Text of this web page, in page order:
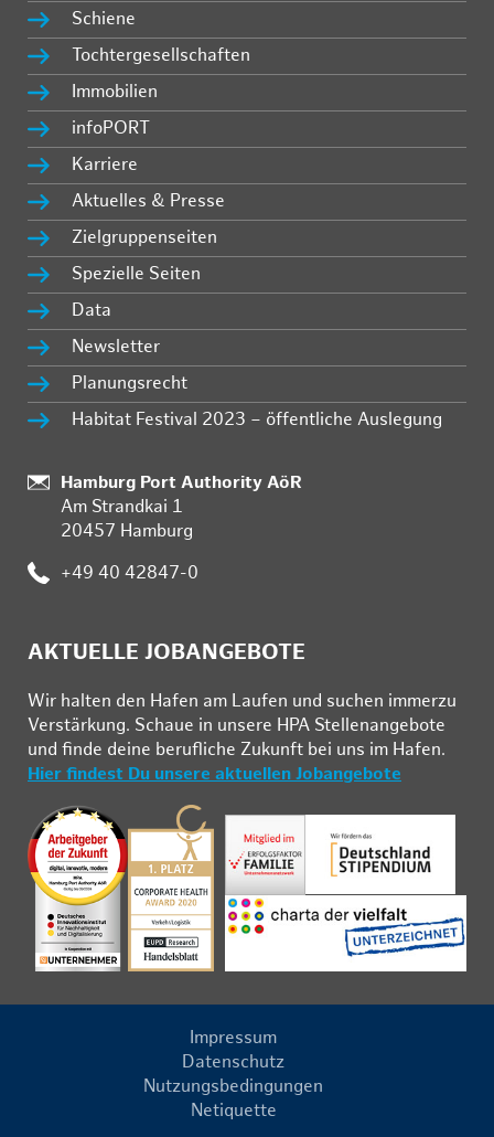
Schiene
Tochtergesellschaften
Immobilien
infoPORT
Karriere
Aktuelles & Presse
Zielgruppenseiten
Spezielle Seiten
Data
Newsletter
Planungsrecht
Habitat Festival 2023 – öffentliche Auslegung
Standort:
Hamburg Port Authority AöR
Am Strandkai 1
20457 Hamburg
Telefon:
+49 40 42847-0
AKTUELLE JOBANGEBOTE
Wir hal­ten den Ha­fen am Lau­fen und su­chen im­mer­zu
Ver­stär­kung. Schau­e in un­se­re HPA Stel­len­an­ge­bo­te
und fin­de deine be­ruf­li­che Zu­kunft bei uns im Ha­fen.
Hier findest Du unsere aktuellen Jobangebote
Impressum
Datenschutz
Nutzungsbedingungen
Netiquette